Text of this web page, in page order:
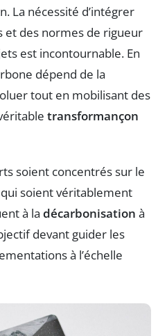
La nécessité d’intégrer
et des normes de rigueur
est incontournable. En
dépend de la
tout en mobilisant des
transformançon
soient concentrés sur le
soient véritablement
à la décarbonisation à
devant guider les
à l’échelle